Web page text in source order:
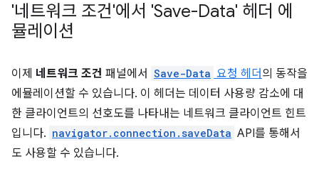
'네트워크 조건'에서 'Save-Data' 헤더 에
뮬레이션
이제 네트워크 조건 패널에서 Save-Data 요청 헤더 의 동작을
에뮬레이션할 수 있습니다. 이 헤더는 데이터 사용량 감소에 대
한 클라이언트의 선호도를 나타내는 네트워크 클라이언트 힌트
입니다. navigator.connection.saveData API를 통해서
도 사용할 수 있습니다.